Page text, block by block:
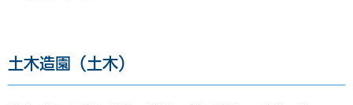
土木造園（土木）